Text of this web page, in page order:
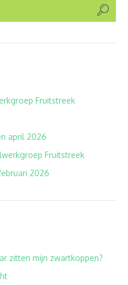
Fruitstreek
april 2026
Fruitstreek
2026
zitten mijn zwartkoppen?